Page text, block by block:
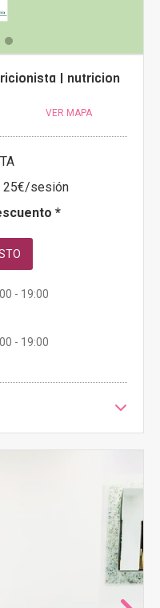
| nutricion
VER MAPA
25€/sesión
*
- 19:00
- 19:00